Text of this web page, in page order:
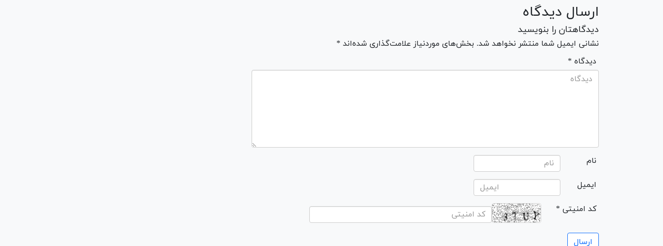
ارسال دیدگاه
دیدگاهتان را بنویسید
نشانی ایمیل شما منتشر نخواهد شد. بخش‌های موردنیاز علامت‌گذاری شده‌اند *
* دیدگاه
نام
ایمیل
* کد امنیتی